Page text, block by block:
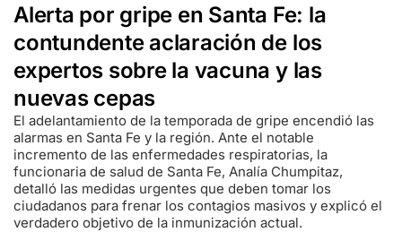
Alerta por gripe en Santa Fe: la
contundente aclaración de los
expertos sobre la vacuna y las
nuevas cepas
El adelantamiento de la temporada de gripe encendió las
alarmas en Santa Fe y la región. Ante el notable
incremento de las enfermedades respiratorias, la
funcionaria de salud de Santa Fe, Analía Chumpitaz,
detalló las medidas urgentes que deben tomar los
ciudadanos para frenar los contagios masivos y explicó el
verdadero objetivo de la inmunización actual.